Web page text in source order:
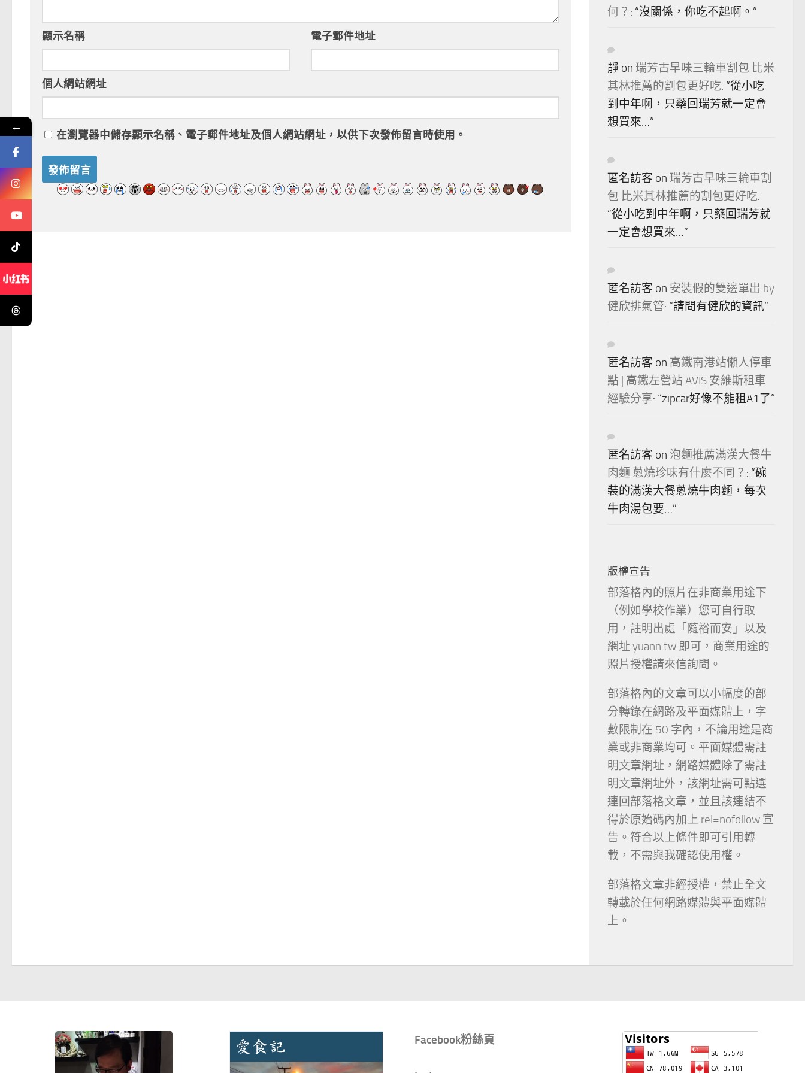
顯示名稱 電子郵件地址
個人網站網址
在瀏覽器中儲存顯示名稱、電子郵件地址及個人網站網址，以供下次發佈留言時使用。
何？ : “沒關係，你吃不起啊。 ”
靜 on 瑞芳古早味三輪車割包 比米
其林推薦的割包更好吃: “從小吃
到中年啊，只藥回瑞芳就一定會
想買來…”
匿名訪客 on 瑞芳古早味三輪車割
包 比米其林推薦的割包更好吃:
“從小吃到中年啊，只藥回瑞芳就
一定會想買來…”
匿名訪客 on 安裝假的雙邊單出 by
健欣排氣管: “請問有健欣的資訊”
匿名訪客 on 高鐵南港站懶人停車
點 | 高鐵左營站 AVIS 安維斯租車
經驗分享: “zipcar好像不能租A1了”
匿名訪客 on 泡麵推薦滿漢大餐牛
肉麵 蔥燒珍味有什麼不同？ : “碗
裝的滿漢大餐蔥燒牛肉麵，每次
牛肉湯包要…”
版權宣告
部落格內的照片在非商業用途下
（例如學校作業）您可自行取
用，註明出處「隨裕而安」以及
網址 yuann.tw 即可，商業用途的
照片授權請來信詢問。
部落格內的文章可以小幅度的部
分轉錄在網路及平面媒體上，字
數限制在 50 字內，不論用途是商
業或非商業均可。平面媒體需註
明文章網址，網路媒體除了需註
明文章網址外，該網址需可點選
連回部落格文章，並且該連結不
得於原始碼內加上 rel=nofollow 宣
告。符合以上條件即可引用轉
載，不需與我確認使用權。
部落格文章非經授權，禁止全文
轉載於任何網路媒體與平面媒體
上。
Facebook粉絲頁
←